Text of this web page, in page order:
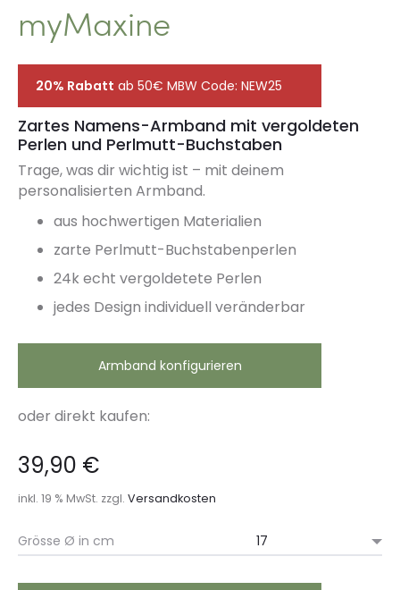
t mit
5.00
von 5,
basier
myMaxine
20% Rabatt ab 50€ MBW Code: NEW25
Zartes Namens-Armband mit vergoldeten
Perlen und Perlmutt-Buchstaben
Trage, was dir wichtig ist – mit deinem
personalisierten Armband.
aus hochwertigen Materialien
zarte Perlmutt-Buchstabenperlen
24k echt vergoldetete Perlen
jedes Design individuell veränderbar
Armband konfigurieren
oder direkt kaufen:
39,90 €
inkl. 19 % MwSt. zzgl. Versandkosten
Grösse